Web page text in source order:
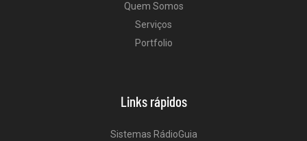
Quem Somos
Serviços
Portfolio
Links rápidos
Sistemas RádioGuia